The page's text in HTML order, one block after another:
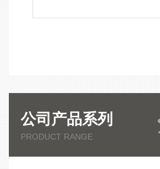
公司产品系列
PRODUCT RANGE